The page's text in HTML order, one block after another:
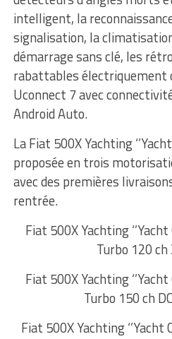
intelligent, la
signalisation, la
démarrage sans clé, les
rabattables électriquement
Uconnect 7 avec
Android Auto.
La Fiat 500X Yachting
proposée en trois
avec des premières
rentrée.
Fiat 500X Yachting
Turbo 120
Fiat 500X Yachting
Turbo 150 ch
Fiat 500X Yachting ‘’Yacht